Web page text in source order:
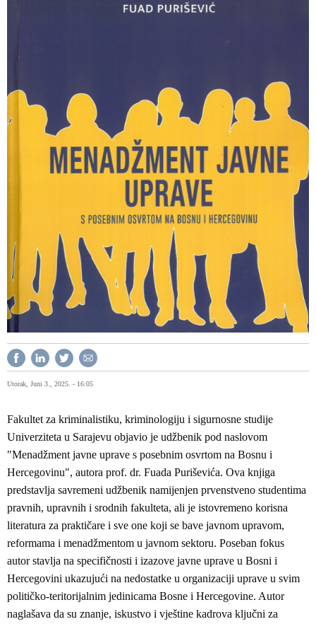
Utorak, Juni 3., 2025. - 16:05
Fakultet za kriminalistiku, kriminologiju i sigurnosne studije
Univerziteta u Sarajevu objavio je udžbenik pod naslovom
"Menadžment javne uprave s posebnim osvrtom na Bosnu i
Hercegovinu", autora prof. dr. Fuada Puriševića. Ova knjiga
predstavlja savremeni udžbenik namijenjen prvenstveno studentima
pravnih, upravnih i srodnih fakulteta, ali je istovremeno korisna
literatura za praktičare i sve one koji se bave javnom upravom,
reformama i menadžmentom u javnom sektoru. Poseban fokus
autor stavlja na specifičnosti i izazove javne uprave u Bosni i
Hercegovini ukazujući na nedostatke u organizaciji uprave u svim
političko-teritorijalnim jedinicama Bosne i Hercegovine. Autor
naglašava da su znanje, iskustvo i vještine kadrova ključni za